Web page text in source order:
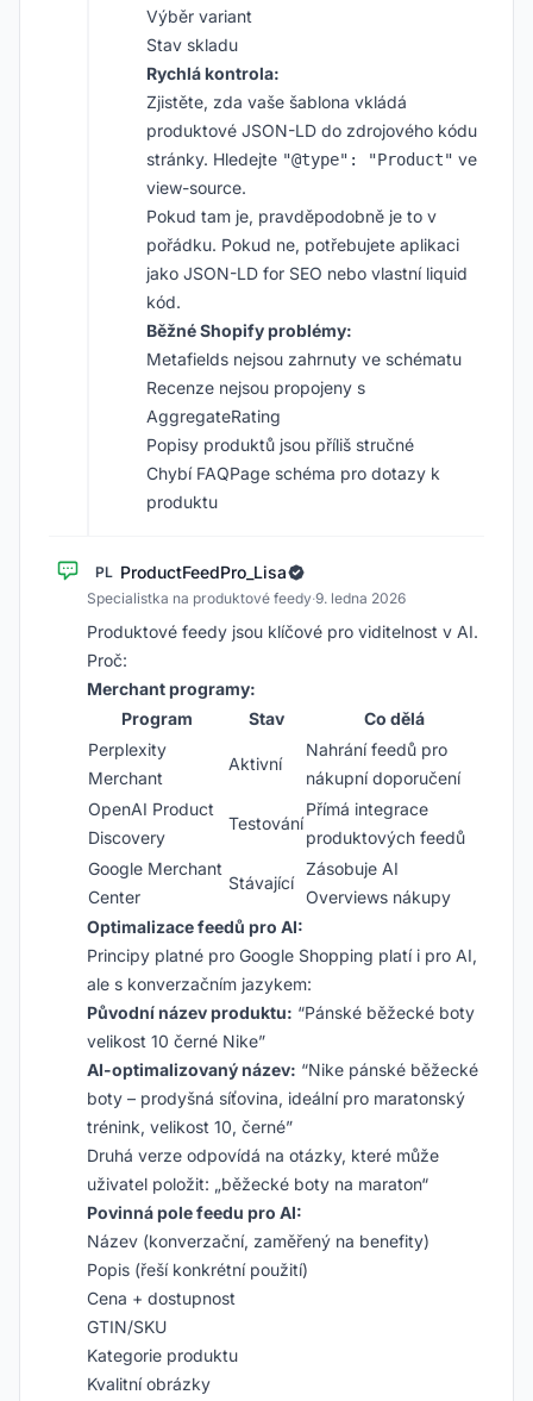
Výběr variant
Stav skladu
Rychlá kontrola:
Zjistěte, zda vaše šablona vkládá
produktové JSON-LD do zdrojového kódu
stránky. Hledejte "@type": "Product" ve
view-source.
Pokud tam je, pravděpodobně je to v
pořádku. Pokud ne, potřebujete aplikaci
jako JSON-LD for SEO nebo vlastní liquid
kód.
Běžné Shopify problémy:
Metafields nejsou zahrnuty ve schématu
Recenze nejsou propojeny s
AggregateRating
Popisy produktů jsou příliš stručné
Chybí FAQPage schéma pro dotazy k
produktu
PL ProductFeedPro_Lisa
Specialistka na produktové feedy·9. ledna 2026
Produktové feedy jsou klíčové pro viditelnost v AI.
Proč:
Merchant programy:
Program
Stav
Co dělá
Perplexity
Merchant
Aktivní
Nahrání feedů pro
nákupní doporučení
OpenAI Product
Discovery
Testování
Přímá integrace
produktových feedů
Google Merchant
Center
Stávající
Zásobuje AI
Overviews nákupy
Optimalizace feedů pro AI:
Principy platné pro Google Shopping platí i pro AI,
ale s konverzačním jazykem:
Původní název produktu: “Pánské běžecké boty
velikost 10 černé Nike”
AI-optimalizovaný název: “Nike pánské běžecké
boty – prodyšná síťovina, ideální pro maratonský
trénink, velikost 10, černé”
Druhá verze odpovídá na otázky, které může
uživatel položit: „běžecké boty na maraton“
Povinná pole feedu pro AI:
Název (konverzační, zaměřený na benefity)
Popis (řeší konkrétní použití)
Cena + dostupnost
GTIN/SKU
Kategorie produktu
Kvalitní obrázky